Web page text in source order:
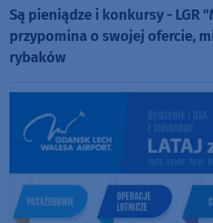
Są pieniądze i konkursy - LGR
przypomina o swojej ofercie,
rybaków